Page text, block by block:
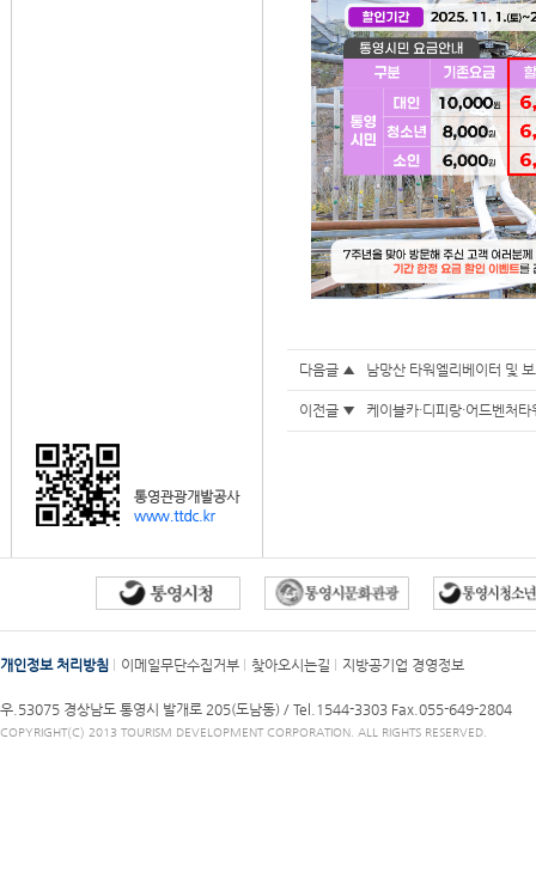
다음글 ▲ 남망산 타워엘리베이터 및
이전글 ▼ 케이블카·디피랑·어드벤처
개인정보 처리방침 이메일무단수집거부 찾아오시는길 지방공기업 경영정보
우.53075 경상남도 통영시 발개로 205(도남동) / Tel.1544-3303 Fax.055-649-2804
COPYRIGHT(C) 2013 TOURISM DEVELOPMENT CORPORATION. ALL RIGHTS RESERVED.